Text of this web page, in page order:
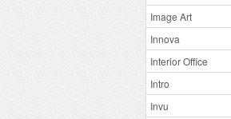
Image Art
Innova
Interior Office
Intro
Invu